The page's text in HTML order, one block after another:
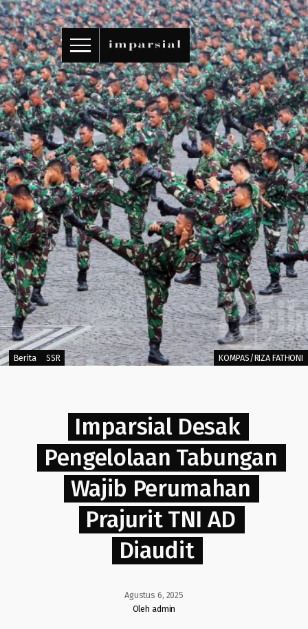
ID/EN
KOMPAS/RIZA FATHONI
Berita SSR
Imparsial Desak
Pengelolaan Tabungan
Wajib Perumahan
Prajurit TNI AD
Diaudit
Agustus 6, 2025
Oleh admin